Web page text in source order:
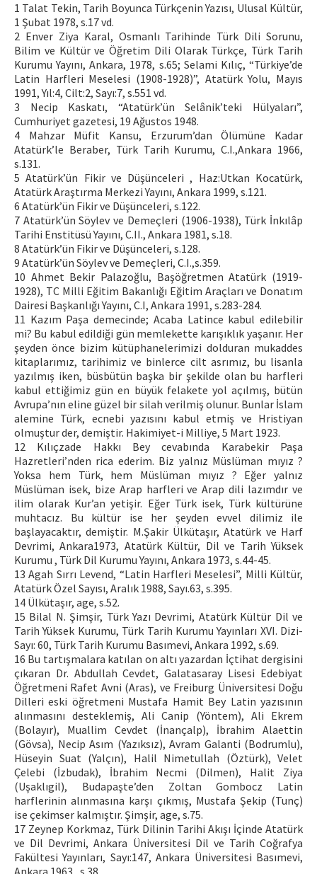
1 Talat Tekin, Tarih Boyunca Türkçenin Yazısı, Ulusal Kültür,
1 Şubat 1978, s.17 vd.
2 Enver Ziya Karal, Osmanlı Tarihinde Türk Dili Sorunu,
Bilim ve Kültür ve Öğretim Dili Olarak Türkçe, Türk Tarih
Kurumu Yayını, Ankara, 1978, s.65; Selami Kılıç, “Türkiye’de
Latin Harfleri Meselesi (1908-1928)”, Atatürk Yolu, Mayıs
1991, Yıl:4, Cilt:2, Sayı:7, s.551 vd.
3 Necip Kaskatı, “Atatürk’ün Selânik’teki Hülyaları”,
Cumhuriyet gazetesi, 19 Ağustos 1948.
4 Mahzar Müfit Kansu, Erzurum’dan Ölümüne Kadar
Atatürk’le Beraber, Türk Tarih Kurumu, C.I.,Ankara 1966,
s.131.
5 Atatürk’ün Fikir ve Düşünceleri , Haz:Utkan Kocatürk,
Atatürk Araştırma Merkezi Yayını, Ankara 1999, s.121.
6 Atatürk’ün Fikir ve Düşünceleri, s.122.
7 Atatürk’ün Söylev ve Demeçleri (1906-1938), Türk İnkılâp
Tarihi Enstitüsü Yayını, C.II., Ankara 1981, s.18.
8 Atatürk’ün Fikir ve Düşünceleri, s.128.
9 Atatürk’ün Söylev ve Demeçleri, C.I.,s.359.
10 Ahmet Bekir Palazoğlu, Başöğretmen Atatürk (1919-
1928), TC Milli Eğitim Bakanlığı Eğitim Araçları ve Donatım
Dairesi Başkanlığı Yayını, C.I, Ankara 1991, s.283-284.
11 Kazım Paşa demecinde; Acaba Latince kabul edilebilir
mi? Bu kabul edildiği gün memlekette karışıklık yaşanır. Her
şeyden önce bizim kütüphanelerimizi dolduran mukaddes
kitaplarımız, tarihimiz ve binlerce cilt asrımız, bu lisanla
yazılmış iken, büsbütün başka bir şekilde olan bu harfleri
kabul ettiğimiz gün en büyük felakete yol açılmış, bütün
Avrupa’nın eline güzel bir silah verilmiş olunur. Bunlar İslam
alemine Türk, ecnebi yazısını kabul etmiş ve Hristiyan
olmuştur der, demiştir. Hakimiyet-i Milliye, 5 Mart 1923.
12 Kılıçzade Hakkı Bey cevabında Karabekir Paşa
Hazretleri’nden rica ederim. Biz yalnız Müslüman mıyız ?
Yoksa hem Türk, hem Müslüman mıyız ? Eğer yalnız
Müslüman isek, bize Arap harfleri ve Arap dili lazımdır ve
ilim olarak Kur’an yetişir. Eğer Türk isek, Türk kültürüne
muhtacız. Bu kültür ise her şeyden evvel dilimiz ile
başlayacaktır, demiştir. M.Şakir Ülkütaşır, Atatürk ve Harf
Devrimi, Ankara1973, Atatürk Kültür, Dil ve Tarih Yüksek
Kurumu , Türk Dil Kurumu Yayını, Ankara 1973, s.44-45.
13 Agah Sırrı Levend, “Latin Harfleri Meselesi”, Milli Kültür,
Atatürk Özel Sayısı, Aralık 1988, Sayı.63, s.395.
14 Ülkütaşır, age, s.52.
15 Bilal N. Şimşir, Türk Yazı Devrimi, Atatürk Kültür Dil ve
Tarih Yüksek Kurumu, Türk Tarih Kurumu Yayınları XVI. Dizi-
Sayı: 60, Türk Tarih Kurumu Basımevi, Ankara 1992, s.69.
16 Bu tartışmalara katılan on altı yazardan İçtihat dergisini
çıkaran Dr. Abdullah Cevdet, Galatasaray Lisesi Edebiyat
Öğretmeni Rafet Avni (Aras), ve Freiburg Üniversitesi Doğu
Dilleri eski öğretmeni Mustafa Hamit Bey Latin yazısının
alınmasını desteklemiş, Ali Canip (Yöntem), Ali Ekrem
(Bolayır), Muallim Cevdet (İnançalp), İbrahim Alaettin
(Gövsa), Necip Asım (Yazıksız), Avram Galanti (Bodrumlu),
Hüseyin Suat (Yalçın), Halil Nimetullah (Öztürk), Velet
Çelebi (İzbudak), İbrahim Necmi (Dilmen), Halit Ziya
(Uşaklıgil), Budapaşte’den Zoltan Gombocz Latin
harflerinin alınmasına karşı çıkmış, Mustafa Şekip (Tunç)
ise çekimser kalmıştır. Şimşir, age, s.75.
17 Zeynep Korkmaz, Türk Dilinin Tarihi Akışı İçinde Atatürk
ve Dil Devrimi, Ankara Üniversitesi Dil ve Tarih Coğrafya
Fakültesi Yayınları, Sayı:147, Ankara Üniversitesi Basımevi,
Ankara 1963 , s.38.